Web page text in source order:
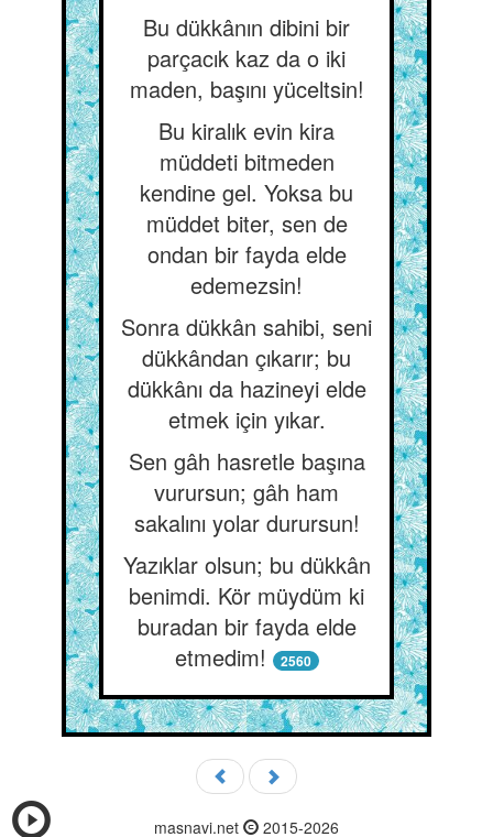
Bu dükkânın dibini bir
parçacık kaz da o iki
maden, başını yüceltsin!
Bu kiralık evin kira
müddeti bitmeden
kendine gel. Yoksa bu
müddet biter, sen de
ondan bir fayda elde
edemezsin!
Sonra dükkân sahibi, seni
dükkândan çıkarır; bu
dükkânı da hazineyi elde
etmek için yıkar.
Sen gâh hasretle başına
vurursun; gâh ham
sakalını yolar durursun!
Yazıklar olsun; bu dükkân
benimdi. Kör müydüm ki
buradan bir fayda elde
etmedim!
2560
masnavi.net 2015-2026